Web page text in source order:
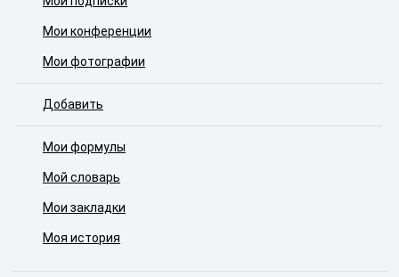
Мои конференции
Мои фотографии
Добавить
Мои формулы
Мой словарь
Мои закладки
Моя история